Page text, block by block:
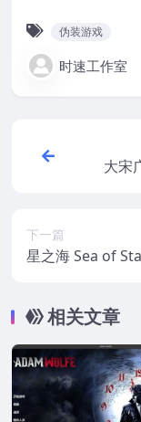
伪装游戏
时速工作室
大宋
下一篇
星之海 Sea of
相关文章